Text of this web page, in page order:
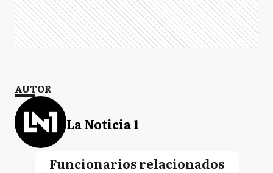
AUTOR
La Noticia 1
Funcionarios relacionados